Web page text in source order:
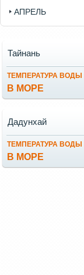
АПРЕЛЬ
ТЕМПЕРАТУРА ВОДЫ
В МОРЕ
Тайнань
ТЕМПЕРАТУРА ВОДЫ
В МОРЕ
Дадунхай